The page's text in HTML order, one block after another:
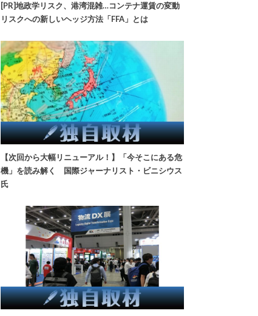
[PR]地政学リスク、港湾混雑…コンテナ運賃の変動
リスクへの新しいヘッジ方法「FFA」とは
【次回から大幅リニューアル！】「今そこにある危
機」を読み解く 国際ジャーナリスト・ビニシウス
氏